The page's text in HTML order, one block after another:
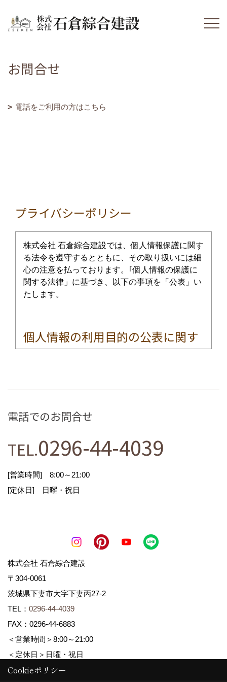
お問合せ
電話をご利用の方はこちら
プライバシーポリシー
株式会社 石倉綜合建設では、個人情報保護に関す
る法令を遵守するとともに、その取り扱いには細
心の注意を払っております。｢個人情報の保護に
関する法律」に基づき、以下の事項を「公表」い
たします。
個人情報の利用目的の公表に関す
る事項
は、その都度利用目的を明示させていただきま
の利用目的の範囲内で取り扱わせていただきま
1.お客様からのお問合せの対応
メール等でお知らせ
第三者への開示
取得した個人情報は、お客様の同意がなく第三者
ただし、次の場合は除きます。
1.法令に基づく場合
2.人の生命、身体及び財産の保護のために緊急の
電話でのお問合せ
TEL.0296-44-4039
[営業時間] 8:00～21:00
[定休日] 日曜・祝日
株式会社 石倉綜合建設
〒304-0061
茨城県下妻市大字下妻丙27-2
TEL： 0296-44-4039
FAX：0296-44-6883
＜営業時間＞8:00～21:00
＜定休日＞日曜・祝日
Cookieポリシー